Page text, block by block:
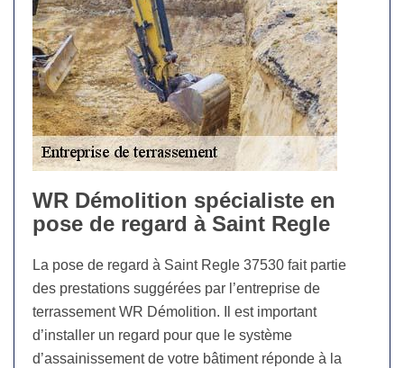
WR Démolition spécialiste en
pose de regard à Saint Regle
La pose de regard à Saint Regle 37530 fait partie
des prestations suggérées par l’entreprise de
terrassement WR Démolition. Il est important
d’installer un regard pour que le système
d’assainissement de votre bâtiment réponde à la